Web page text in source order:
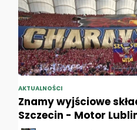
AKTUALNOŚCI
Znamy wyjściowe
Szczecin - Motor